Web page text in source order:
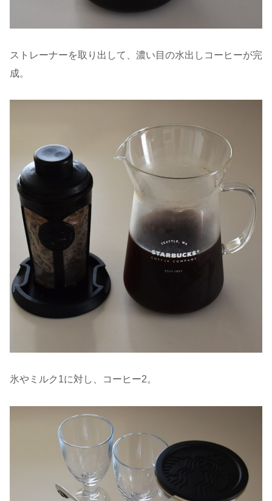
ストレーナーを取り出して、濃い目の水出しコーヒーが完
成。
氷やミルク1に対し、コーヒー2。